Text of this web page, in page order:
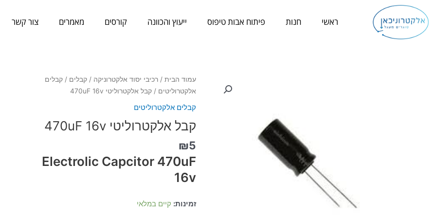
לתוכן
ראשי חנות פיתוח אבות טיפוס ייעוץ והכוונה קורסים מאמרים צור קשר
עמוד הבית/ רכיבי יסוד אלקטרוניקה / קבלים / קבלים
אלקטרוליטים / קבל אלקטרוליטי 470uF 16v
קבלים אלקטרוליטים
קבל אלקטרוליטי 470uF 16v
₪5
Electrolic Capcitor 470uF
16v
זמינות: קיים במלאי
כמות
של
קבל
אלקטרוליטי
470uF